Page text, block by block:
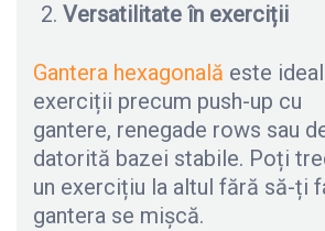
Versatilitate în exerciții
Gantera hexagonală este
exerciții precum push-up cu
gantere, renegade rows sau
datorită bazei stabile. Poți
un exercițiu la altul fără să-ți
gantera se mișcă.